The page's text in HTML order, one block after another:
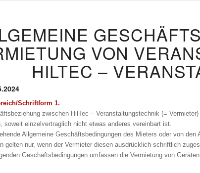
VON
HILTEC –
Schriftform 1.
zwischen HilTec – Veranstaltungstechnik (=
soweit einzelvertraglich nicht etwas anderes vereinbart ist.
Allgemeine Geschäftsbedingungen des Mieters oder von
gelten nur, wenn der Vermieter diesen ausdrücklich schriftlich
Geschäftsbedingungen umfassen die Vermietung von